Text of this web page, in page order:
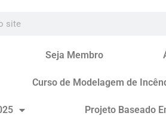
Seja Membro
Curso de Modelagem de
Projeto Baseado